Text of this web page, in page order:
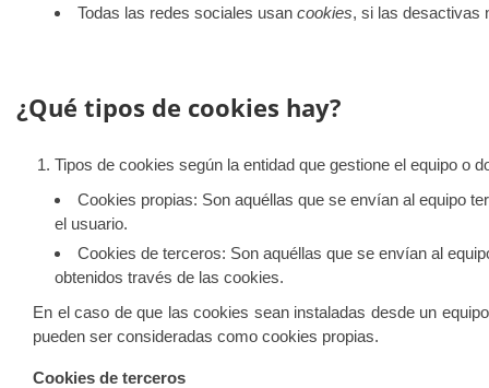
Todas las redes sociales usan cookies, si las desactivas
¿Qué tipos de cookies hay?
Tipos de cookies según la entidad que gestione el equipo o
Cookies propias: Son aquéllas que se envían al equipo
el usuario.
Cookies de terceros: Son aquéllas que se envían al
obtenidos través de las cookies.
En el caso de que las cookies sean instaladas desde un
pueden ser consideradas como cookies propias.
Cookies de terceros